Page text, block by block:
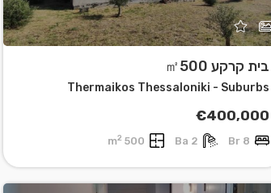
בית קרקע ㎡500
Thermaikos Thessaloniki - Suburbs
€400,000
8 Br
2 Ba
500 m
2